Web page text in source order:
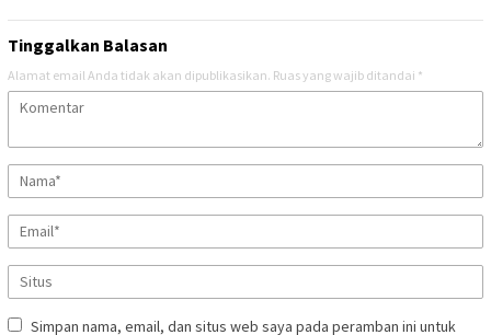
Tinggalkan Balasan
Alamat email Anda tidak akan dipublikasikan. Ruas yang wajib ditandai *
Simpan nama, email, dan situs web saya pada peramban ini untuk